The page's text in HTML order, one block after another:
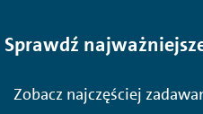
Sprawdź
Zobacz najczęściej